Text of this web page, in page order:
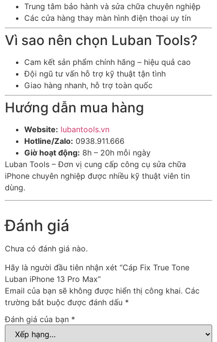
Trung tâm bảo hành và sửa chữa chuyên nghiệp
Các cửa hàng thay màn hình điện thoại uy tín
Vì sao nên chọn Luban Tools?
Cam kết sản phẩm chính hãng – hiệu quả cao
Đội ngũ tư vấn hỗ trợ kỹ thuật tận tình
Giao hàng nhanh, hỗ trợ toàn quốc
Hướng dẫn mua hàng
Website: lubantools.vn
Hotline/Zalo: 0938.911.666
Giờ hoạt động: 8h – 20h mỗi ngày
Luban Tools – Đơn vị cung cấp công cụ sửa chữa
iPhone chuyên nghiệp được nhiều kỹ thuật viên tin
dùng.
Đánh giá
Chưa có đánh giá nào.
Hãy là người đầu tiên nhận xét “Cáp Fix True Tone
Luban iPhone 13 Pro Max”
Email của bạn sẽ không được hiển thị công khai. Các
trường bắt buộc được đánh dấu *
Đánh giá của bạn *